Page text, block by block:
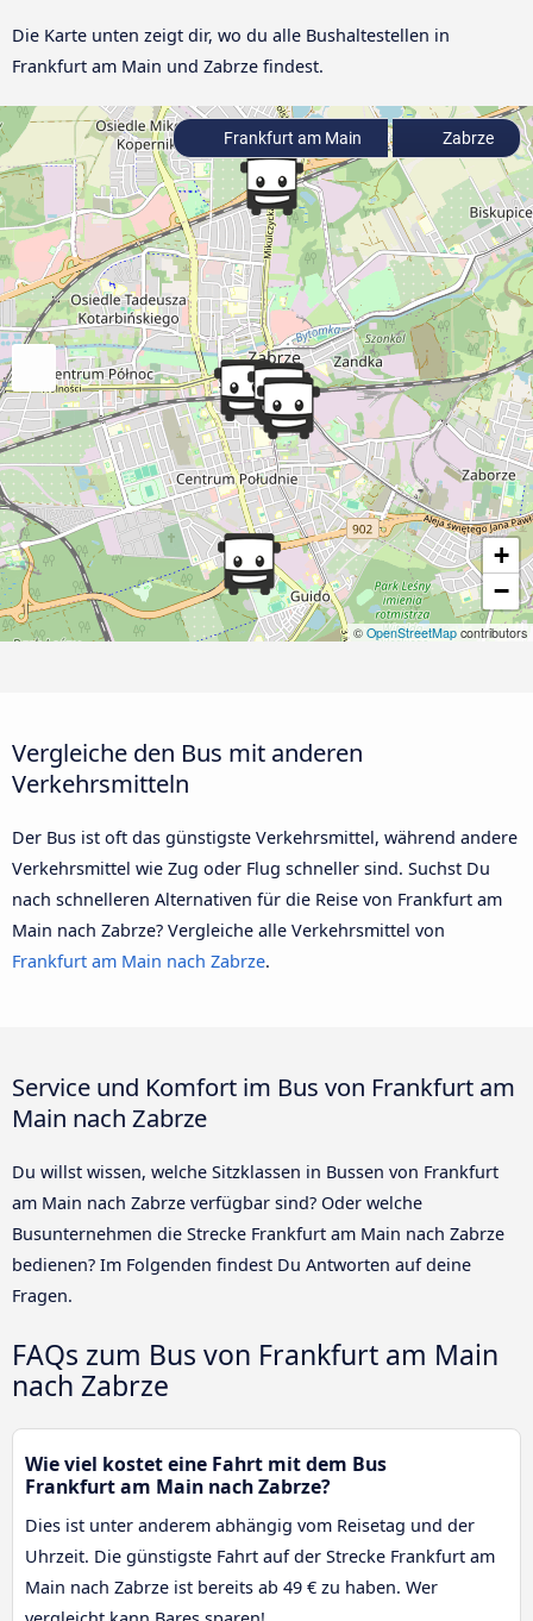
Die Karte unten zeigt dir, wo du alle Bushaltestellen in
Frankfurt am Main und Zabrze findest.
+
−
© OpenStreetMap contributors
Frankfurt am Main Zabrze
Vergleiche den Bus mit anderen
Verkehrsmitteln
Der Bus ist oft das günstigste Verkehrsmittel, während andere
Verkehrsmittel wie Zug oder Flug schneller sind. Suchst Du
nach schnelleren Alternativen für die Reise von Frankfurt am
Main nach Zabrze? Vergleiche alle Verkehrsmittel von
Frankfurt am Main nach Zabrze.
Service und Komfort im Bus von Frankfurt am
Main nach Zabrze
Du willst wissen, welche Sitzklassen in Bussen von Frankfurt
am Main nach Zabrze verfügbar sind? Oder welche
Busunternehmen die Strecke Frankfurt am Main nach Zabrze
bedienen? Im Folgenden findest Du Antworten auf deine
Fragen.
FAQs zum Bus von Frankfurt am Main
nach Zabrze
Wie viel kostet eine Fahrt mit dem Bus
Frankfurt am Main nach Zabrze?
Dies ist unter anderem abhängig vom Reisetag und der
Uhrzeit. Die günstigste Fahrt auf der Strecke Frankfurt am
Main nach Zabrze ist bereits ab 49 € zu haben. Wer